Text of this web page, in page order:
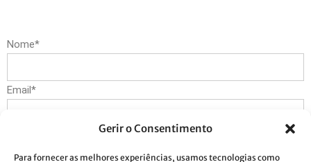
Gerir o Consentimento
Para fornecer as melhores experiências, usamos tecnologias como
Nome*
Email*